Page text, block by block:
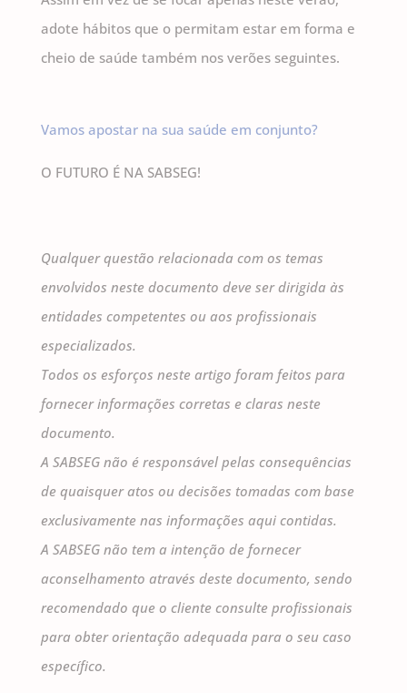
adote hábitos que o permitam estar em forma e
cheio de saúde também nos verões seguintes.
Vamos apostar na sua saúde em conjunto?
O FUTURO É NA SABSEG!
Qualquer questão relacionada com os temas
envolvidos neste documento deve ser dirigida às
entidades competentes ou aos profissionais
especializados.
Todos os esforços neste artigo foram feitos para
fornecer informações corretas e claras neste
documento.
A SABSEG não é responsável pelas consequências
de quaisquer atos ou decisões tomadas com base
exclusivamente nas informações aqui contidas.
A SABSEG não tem a intenção de fornecer
aconselhamento através deste documento, sendo
recomendado que o cliente consulte profissionais
para obter orientação adequada para o seu caso
específico.